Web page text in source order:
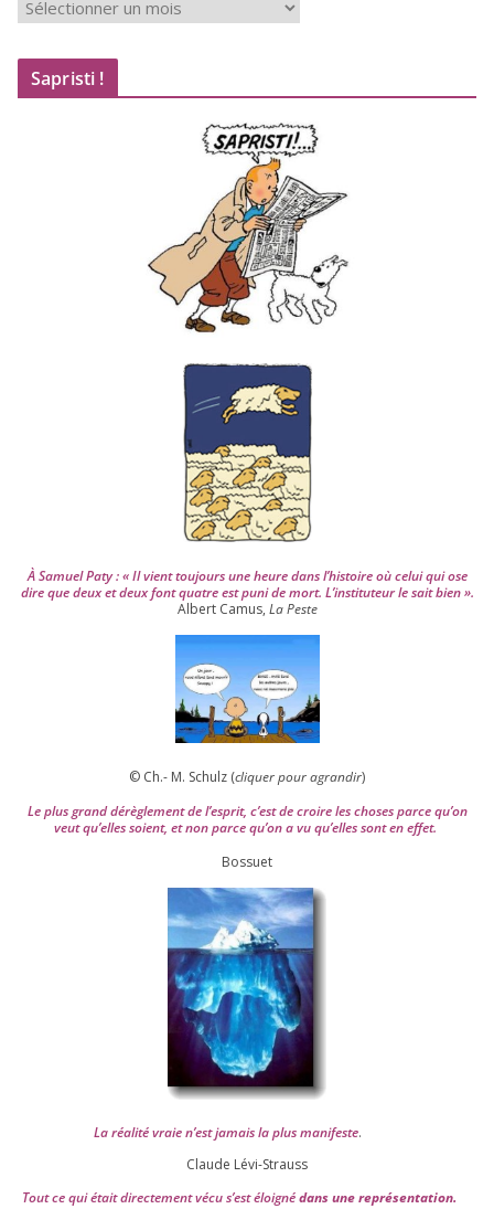
c
Sapristi !
À Samuel Paty : « Il vient tou­jours une heure dans l’his­toire où celui qui ose
dire que deux et deux font quatre est puni de mort. L’instituteur le sait bien ».
Albert Camus, La Peste
© Ch.- M. Schulz (cli­quer pour agran­dir)
Le plus grand dérè­gle­ment de l’es­prit, c’est de croire les choses parce qu’on
veut qu’elles soient, et non parce qu’on a vu qu’elles sont en effet.
Bossuet
La réa­lité vraie n’est jamais la plus mani­feste.
Claude Lévi-Strauss
Tout ce qui était direc­te­ment vécu s’est éloi­gnédans une repré­sen­ta­tion.